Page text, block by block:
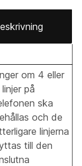
om 4 eller
på
ska
och de
linjerna
till den